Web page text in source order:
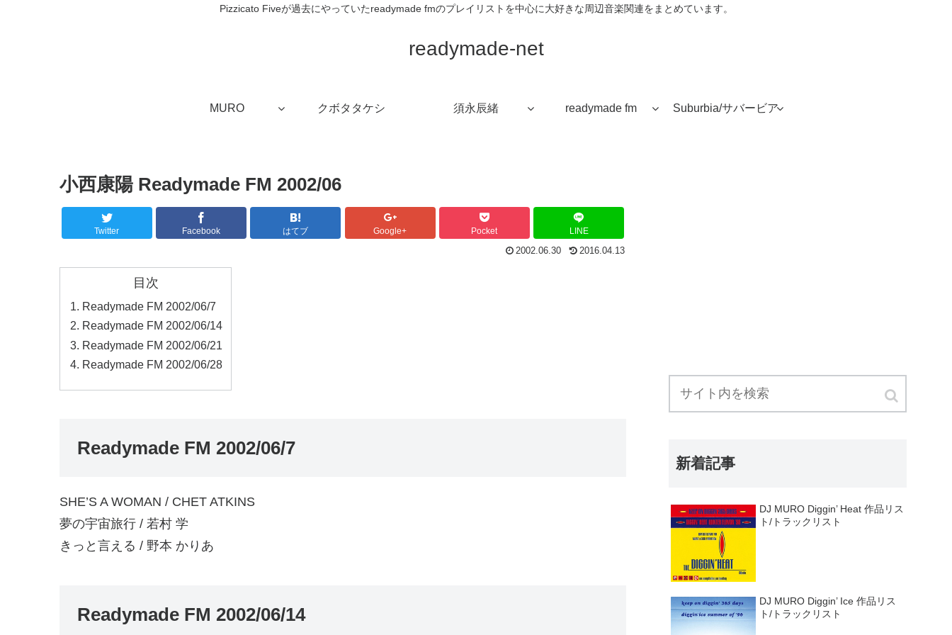
Pizzicato Fiveが過去にやっていたreadymade fmのプレイリストを中心に大好きな周辺音楽関連をまとめています。
readymade-net
MURO クボタタケシ 須永辰緒 readymade fm Suburbia/サバービア
小西康陽 Readymade FM 2002/06
Twitter Facebook はてブ Google+ Pocket LINE
2002.06.30 2016.04.13
目次
Readymade FM 2002/06/7
Readymade FM 2002/06/14
Readymade FM 2002/06/21
Readymade FM 2002/06/28
Readymade FM 2002/06/7
SHE’S A WOMAN / CHET ATKINS
夢の宇宙旅行 / 若村 学
きっと言える / 野本 かりあ
Readymade FM 2002/06/14
新着記事
DJ MURO Diggin’ Heat 作品リス
ト/トラックリスト
DJ MURO Diggin’ Ice 作品リス
ト/トラックリスト